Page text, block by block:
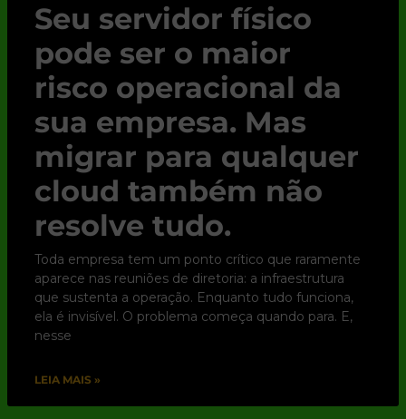
Seu servidor físico
pode ser o maior
risco operacional da
sua empresa. Mas
migrar para qualquer
cloud também não
resolve tudo.
Toda empresa tem um ponto crítico que raramente
aparece nas reuniões de diretoria: a infraestrutura
que sustenta a operação. Enquanto tudo funciona,
ela é invisível. O problema começa quando para. E,
nesse
LEIA MAIS »